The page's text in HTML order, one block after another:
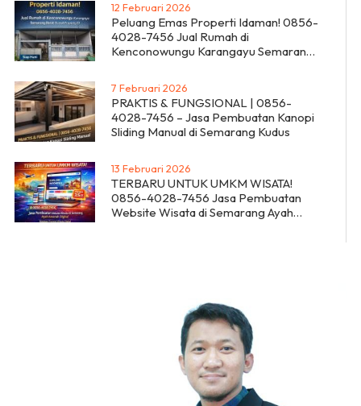
12 Februari 2026
Peluang Emas Properti Idaman! 0856-
4028-7456 Jual Rumah di
Kenconowungu Karangayu Semarang
7 Februari 2026
PRAKTIS & FUNGSIONAL | 0856-
4028-7456 – Jasa Pembuatan Kanopi
Sliding Manual di Semarang Kudus
13 Februari 2026
TERBARU UNTUK UMKM WISATA!
0856-4028-7456 Jasa Pembuatan
Website Wisata di Semarang Ayah